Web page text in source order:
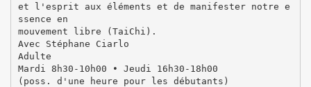
et l'esprit aux éléments et de manifester notre e
ssence en
mouvement libre (TaiChi).
Avec Stéphane Ciarlo
Adulte
Mardi 8h30-10h00 • Jeudi 16h30-18h00
(poss. d'une heure pour les débutants)